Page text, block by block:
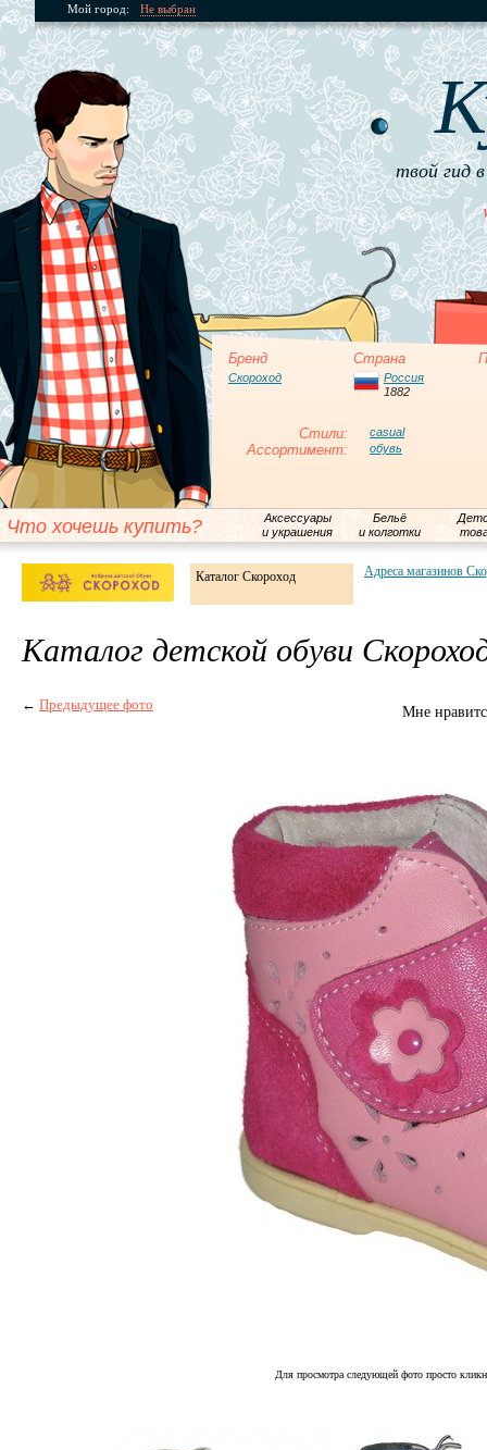
Мой город: Не выбран
твой гид
Бренд Страна
Скороход
Россия
1882
Стили: casual
Ассортимент: обувь
Что хочешь купить?
Аксессуары
и украшения
Бельё
и колготки
Каталог Скороход Адреса магазинов
Каталог детской обуви
← Предыдущее фото Мне
Для просмотра следующей фото просто